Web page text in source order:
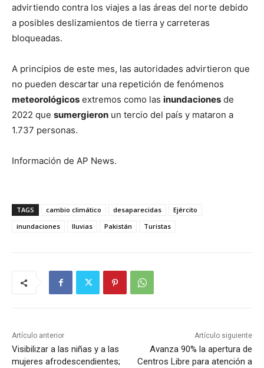
advirtiendo contra los viajes a las áreas del norte debido
a posibles deslizamientos de tierra y carreteras
bloqueadas.
A principios de este mes, las autoridades advirtieron que
no pueden descartar una repetición de fenómenos
meteorológicos extremos como las inundaciones de
2022 que sumergieron un tercio del país y mataron a
1.737 personas.
Información de AP News.
TAGS cambio climático desaparecidas
Ejército
inundaciones
lluvias Pakistán Turistas
Artículo anterior
Visibilizar a las niñas y a las
mujeres afrodescendientes;
Artículo siguiente
Avanza 90% la apertura de
Centros Libre para atención a